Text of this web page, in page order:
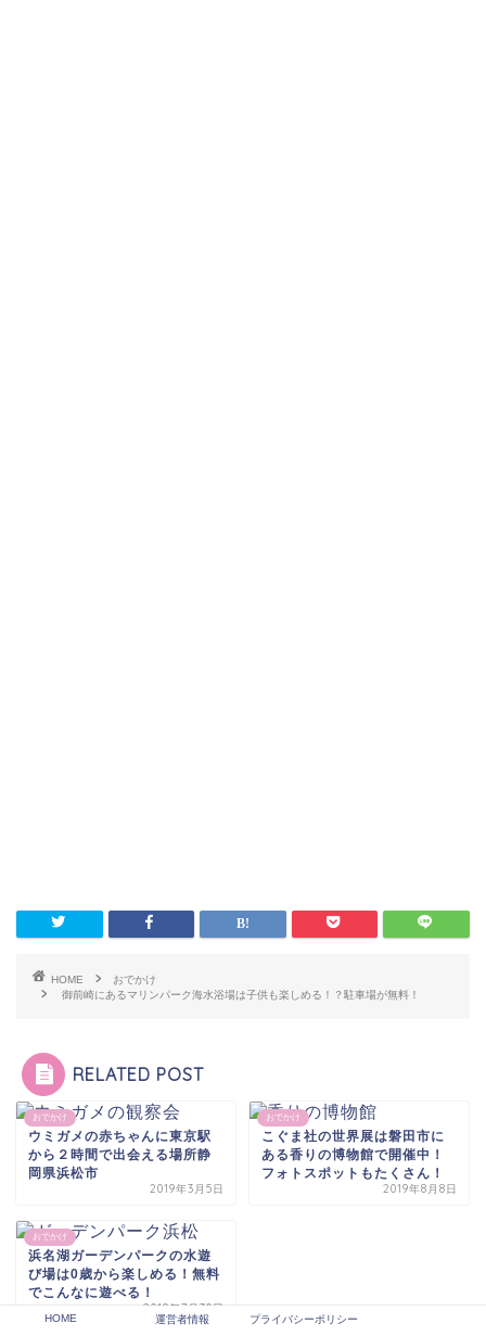
HOME
おでかけ
御前崎にあるマリンパーク海水浴場は子供も楽しめる！？駐車場が無料！
RELATED POST
おでかけ
ウミガメの赤ちゃんに東京駅
から２時間で出会える場所静
岡県浜松市
2019年3月5日
おでかけ
こぐま社の世界展は磐田市に
ある香りの博物館で開催中！
フォトスポットもたくさん！
2019年8月8日
おでかけ
浜名湖ガーデンパークの水遊
び場は0歳から楽しめる！無料
でこんなに遊べる！
2019年7月30日
HOME 運営者情報 プライバシーポリシー